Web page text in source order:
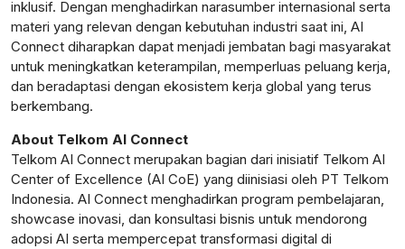
inklusif. Dengan menghadirkan narasumber internasional serta
materi yang relevan dengan kebutuhan industri saat ini, AI
Connect diharapkan dapat menjadi jembatan bagi masyarakat
untuk meningkatkan keterampilan, memperluas peluang kerja,
dan beradaptasi dengan ekosistem kerja global yang terus
berkembang.
About Telkom AI Connect
Telkom AI Connect merupakan bagian dari inisiatif Telkom AI
Center of Excellence (AI CoE) yang diinisiasi oleh PT Telkom
Indonesia. AI Connect menghadirkan program pembelajaran,
showcase inovasi, dan konsultasi bisnis untuk mendorong
adopsi AI serta mempercepat transformasi digital di